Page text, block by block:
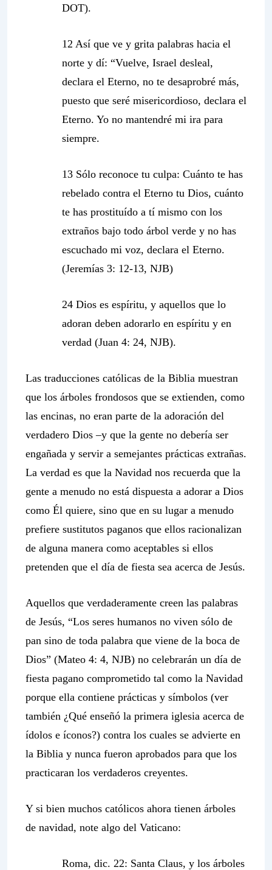
DOT).
12 Así que ve y grita palabras hacia el
norte y dí: “Vuelve, Israel desleal,
declara el Eterno, no te desaprobré más,
puesto que seré misericordioso, declara el
Eterno. Yo no mantendré mi ira para
siempre.
13 Sólo reconoce tu culpa: Cuánto te has
rebelado contra el Eterno tu Dios, cuánto
te has prostituído a tí mismo con los
extraños bajo todo árbol verde y no has
escuchado mi voz, declara el Eterno.
(Jeremías 3: 12-13, NJB)
24 Dios es espíritu, y aquellos que lo
adoran deben adorarlo en espíritu y en
verdad (Juan 4: 24, NJB).
Las traducciones católicas de la Biblia muestran
que los árboles frondosos que se extienden, como
las encinas, no eran parte de la adoración del
verdadero Dios –y que la gente no debería ser
engañada y servir a semejantes prácticas extrañas.
La verdad es que la Navidad nos recuerda que la
gente a menudo no está dispuesta a adorar a Dios
como Él quiere, sino que en su lugar a menudo
prefiere sustitutos paganos que ellos racionalizan
de alguna manera como aceptables si ellos
pretenden que el día de fiesta sea acerca de Jesús.
Aquellos que verdaderamente creen las palabras
de Jesús, “Los seres humanos no viven sólo de
pan sino de toda palabra que viene de la boca de
Dios” (Mateo 4: 4, NJB) no celebrarán un día de
fiesta pagano comprometido tal como la Navidad
porque ella contiene prácticas y símbolos (ver
también ¿Qué enseñó la primera iglesia acerca de
ídolos e íconos?) contra los cuales se advierte en
la Biblia y nunca fueron aprobados para que los
practicaran los verdaderos creyentes.
Y si bien muchos católicos ahora tienen árboles
de navidad, note algo del Vaticano:
Roma, dic. 22: Santa Claus, y los árboles